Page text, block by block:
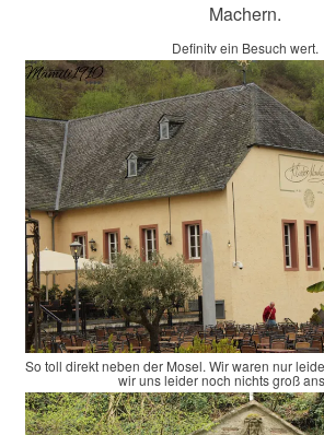
Machern.
Definitv ein Besuch wert.
So toll direkt neben der Mosel. Wir waren nur
wir uns leider noch nichts groß